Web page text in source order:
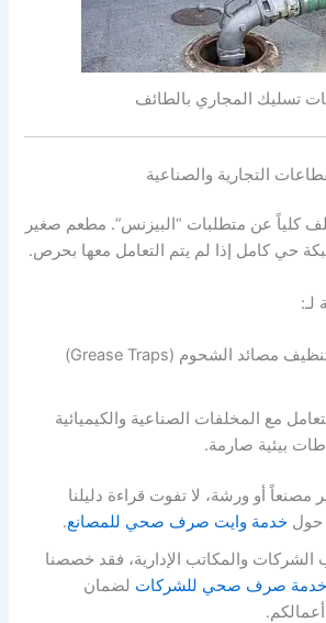
تسليك المجاري بالطائف
التجارية والصناعية
كلياً عن متطلبات “البيزنس”. مطعم صغير
حي كامل إذا لم يتم التعامل معها بحرص.
لـ:
تنظيف مصائد الشحوم (Grease Traps)
مع المخلفات الصناعية والكيميائية
بيئية صارمة.
مصنعاً أو ورشة، لا تفوت قراءة دليلنا
حولخدمة وايت صرف صحي للمصانع.
الشركات والمكاتب الإدارية، فقد خصصنا
خدمة صرف صحي للشركات لضمان